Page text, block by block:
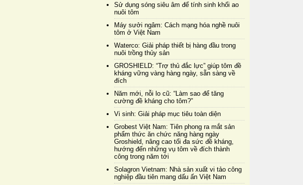
Sử dụng sóng siêu âm để tính sinh khối ao
nuôi tôm
Máy sưởi ngâm: Cách mạng hóa nghề nuôi
tôm ở Việt Nam
Waterco: Giải pháp thiết bị hàng đầu trong
nuôi trồng thủy sản
GROSHIELD: “Trợ thủ đắc lực” giúp tôm đề
kháng vững vàng hàng ngày, sẵn sàng về
đích
Năm mới, nỗi lo cũ: “Làm sao để tăng
cường đề kháng cho tôm?”
Vi sinh: Giải pháp mục tiêu toàn diện
Grobest Việt Nam: Tiên phong ra mắt sản
phẩm thức ăn chức năng hàng ngày
Groshield, nâng cao tối đa sức đề kháng,
hướng đến những vụ tôm về đích thành
công trong năm tới
Solagron Vietnam: Nhà sản xuất vi tảo công
nghiệp đầu tiên mang dấu ấn Việt Nam